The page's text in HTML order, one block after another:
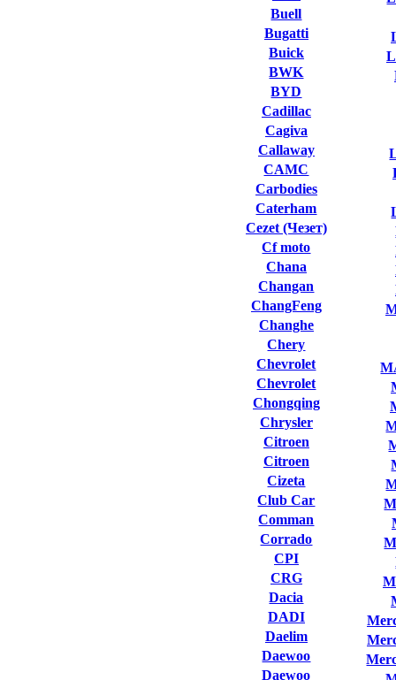
Buell
Bugatti
Buick
BWK
BYD
Cadillac
Cagiva
Callaway
CAMC
Carbodies
Caterham
Cezet (Чезет)
Cf moto
Chana
Changan
ChangFeng
Changhe
Chery
Chevrolet
Chevrolet
Chongqing
Chrysler
Citroen
Citroen
Cizeta
Club Сar
Comman
Corrado
CPI
CRG
Dacia
DADI
Daelim
Daewoo
Daewoo